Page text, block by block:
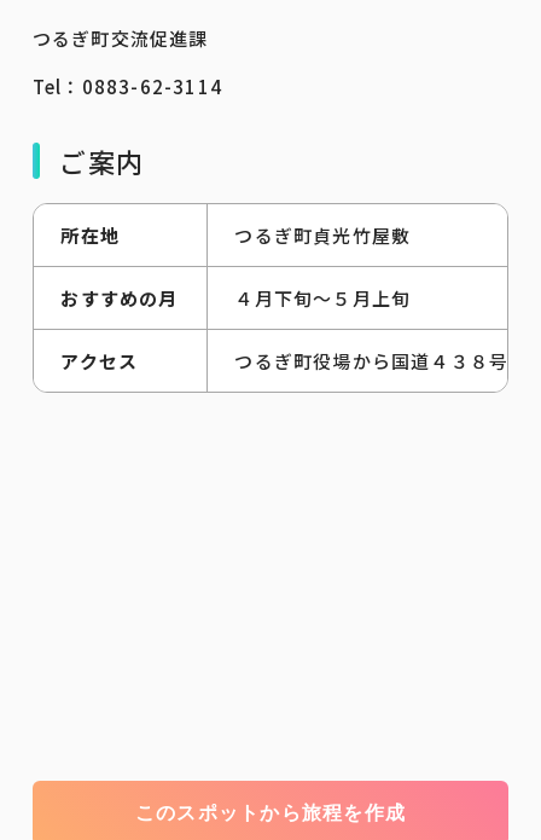
つるぎ町交流促進課
Tel：0883-62-3114
ご案内
所在地 つるぎ町貞光竹屋敷
おすすめの月 ４月下旬～５月上旬
アクセス つるぎ町役場から国道４３８号を
このスポットから旅程を作成